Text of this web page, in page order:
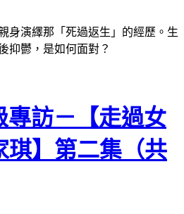
身演繹那「死過返生」的經歷。生
抑鬱，是如何面對？
訪－【走過女
琪】第二集（共